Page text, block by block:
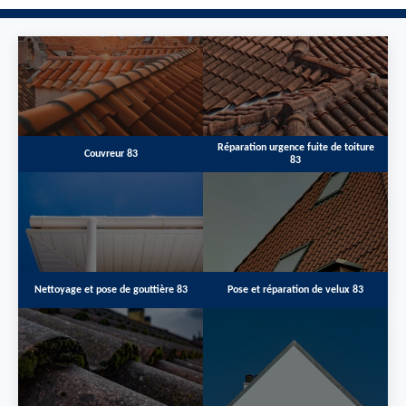
Couvreur 83
Réparation urgence fuite de toiture
83
Nettoyage et pose de gouttière 83 Pose et réparation de velux 83